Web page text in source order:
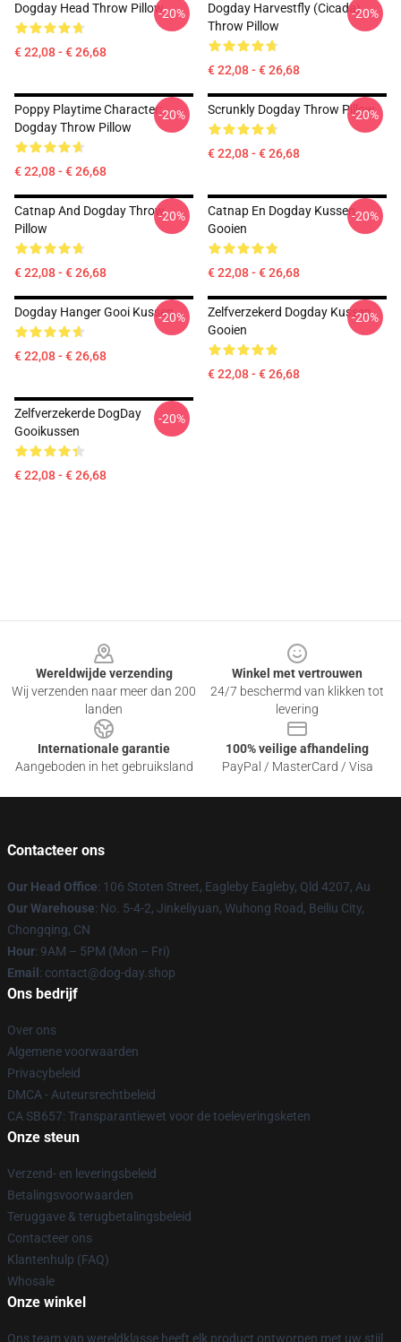
Dogday Head Throw Pillow
€ 22,08 - € 26,68
-20%
Dogday Harvestfly (Cicada)
Throw Pillow
€ 22,08 - € 26,68
-20%
Poppy Playtime Character:
Dogday Throw Pillow
€ 22,08 - € 26,68
-20% Scrunkly Dogday Throw Pillow
€ 22,08 - € 26,68
-20%
Catnap And Dogday Throw
Pillow
€ 22,08 - € 26,68
-20%
Catnap En Dogday Kussen
Gooien
€ 22,08 - € 26,68
-20%
Dogday Hanger Gooi Kussen
€ 22,08 - € 26,68
-20%
Zelfverzekerd Dogday Kussen
Gooien
€ 22,08 - € 26,68
-20%
Zelfverzekerde DogDay
Gooikussen
€ 22,08 - € 26,68
-20%
Wereldwijde verzending
Wij verzenden naar meer dan 200
landen
Winkel met vertrouwen
24/7 beschermd van klikken tot
levering
Internationale garantie
Aangeboden in het gebruiksland
100% veilige afhandeling
PayPal / MasterCard / Visa
Contacteer ons
Our Head Office: 106 Stoten Street, Eagleby Eagleby, Qld 4207, Au
Our Warehouse: No. 5-4-2, Jinkeliyuan, Wuhong Road, Beiliu City,
Chongqing, CN
Hour: 9AM – 5PM (Mon – Fri)
Email : contact@dog-day.shop
Ons bedrijf
Over ons
Algemene voorwaarden
Privacybeleid
DMCA - Auteursrechtbeleid
CA SB657: Transparantiewet voor de toeleveringsketen
Onze steun
Verzend- en leveringsbeleid
Betalingsvoorwaarden
Teruggave & terugbetalingsbeleid
Contacteer ons
Klantenhulp (FAQ)
Whosale
Onze winkel
Ons team van wereldklasse heeft elk product ontworpen met uw stijl